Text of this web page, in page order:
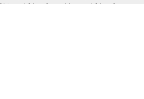
Video Game Men Video Games